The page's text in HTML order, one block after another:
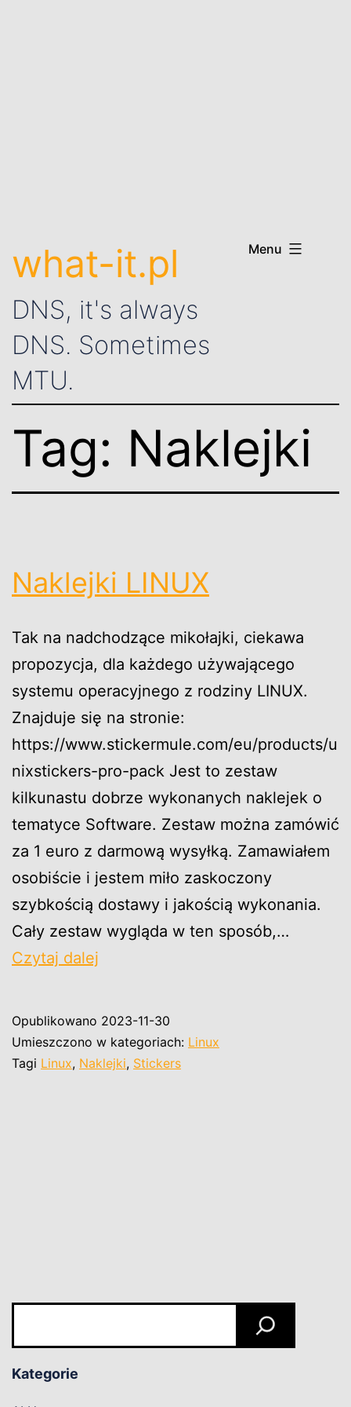
what-it.pl
DNS, it's always
DNS. Sometimes
MTU.
Menu
Tag: Naklejki
Naklejki LINUX
Tak na nadchodzące mikołajki, ciekawa
propozycja, dla każdego używającego
systemu operacyjnego z rodziny LINUX.
Znajduje się na stronie:
https://www.stickermule.com/eu/products/u
nixstickers-pro-pack Jest to zestaw
kilkunastu dobrze wykonanych naklejek o
tematyce Software. Zestaw można zamówić
za 1 euro z darmową wysyłką. Zamawiałem
osobiście i jestem miło zaskoczony
szybkością dostawy i jakością wykonania.
Cały zestaw wygląda w ten sposób,…
Czytaj dalej
Opublikowano 2023-11-30
Umieszczono w kategoriach: Linux
Tagi Linux, Naklejki, Stickers
Kategorie